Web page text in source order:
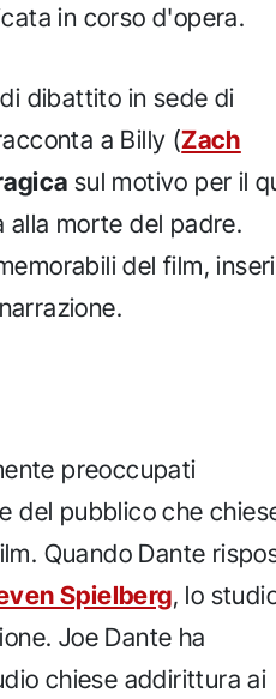
in corso d'opera.
dibattito in sede di
a Billy (Zach
sul motivo per il
alla morte del padre.
del film,
preoccupati
del pubblico che
Quando Dante
Spielberg, lo
Joe Dante ha
chiese addirittura ai